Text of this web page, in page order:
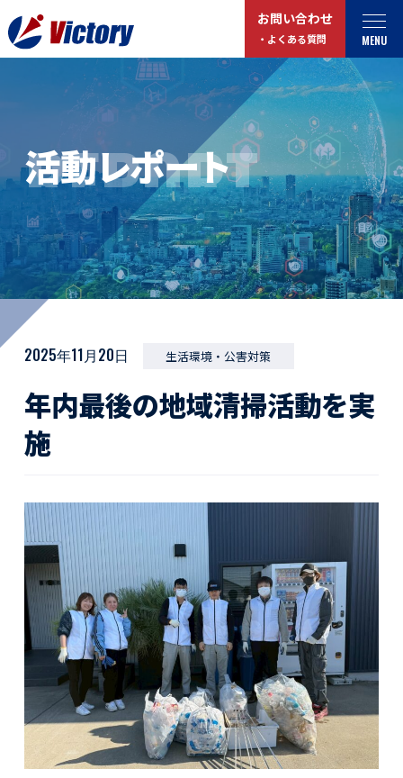
MENU
お問い合わせ
・よくある質問
事業紹介
総合解体 / 解体事業
産業廃棄物収集/ 運搬
企業概要
私たちについて
活動レポート
最新情報
お役立ちコラム
プライバシーポリシー
お問い合わせ
よくある質問
社員紹介
社員インタビュー
育休取得者インタビュー
募集要項一覧
ドライバー職場体験
採用エントリー
よくある質問
Social link
サイト内検索
活動レポート
REPORT
2025年11月20日 生活環境・公害対策
年内最後の地域清掃活動を実
施